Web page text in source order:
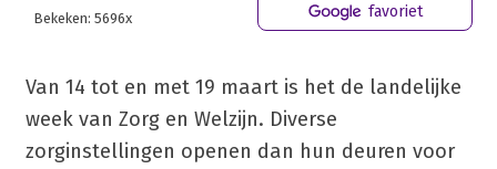
Bekeken: 5696x
favoriet
Van 14 tot en met 19 maart is het de landelijke
week van Zorg en Welzijn. Diverse
zorginstellingen openen dan hun deuren voor